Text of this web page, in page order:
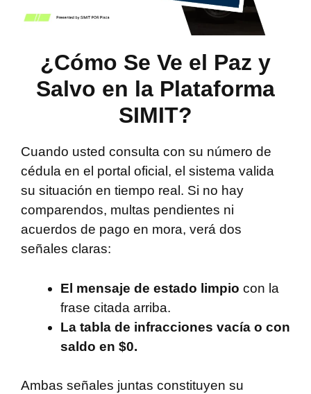
¿Cómo Se Ve el Paz y
Salvo en la Plataforma
SIMIT?
Cuando usted consulta con su número de
cédula en el portal oficial, el sistema valida
su situación en tiempo real. Si no hay
comparendos, multas pendientes ni
acuerdos de pago en mora, verá dos
señales claras:
El mensaje de estado limpio con la
frase citada arriba.
La tabla de infracciones vacía o con
saldo en $0.
Ambas señales juntas constituyen su